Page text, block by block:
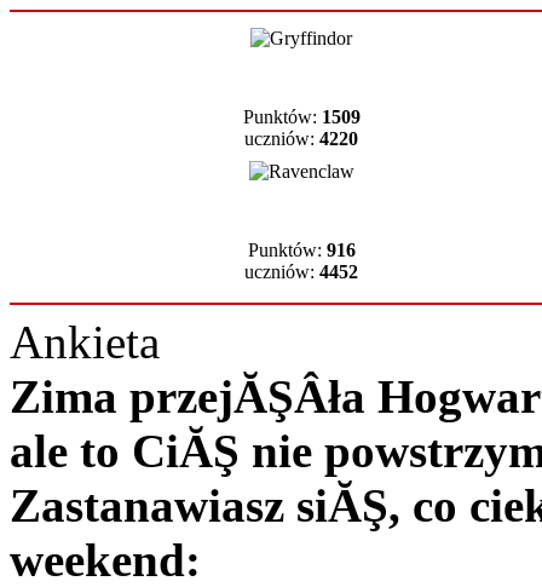
Punktów: 1509
uczniów: 4220
Punktów: 916
uczniów: 4452
Ankieta
Zima przejĂŞÂła
ale to CiĂŞ nie
Zastanawiasz siĂŞ, co
weekend: